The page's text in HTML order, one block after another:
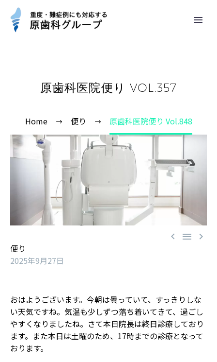
原歯科医院便り VOL.357
Home 便り 原歯科医院便り Vol.848
  
便り
2025年9月27日
おはようございます。今朝は曇っていて、すっきりしな
い天気ですね。気温も少しずつ落ち着いてきて、過ごし
やすくなりましたね。さて本日院長は終日診療しており
ます。また本日は土曜のため、17時までの診療となって
おります。